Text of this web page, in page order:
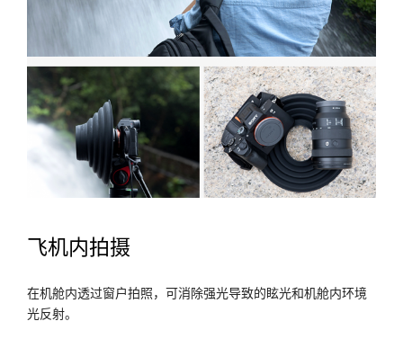
飞机内拍摄
在机舱内透过窗户拍照，可消除强光导致的眩光和机舱内环境
光反射。